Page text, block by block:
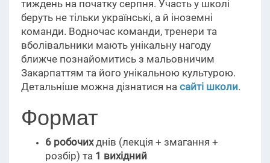
тиждень на початку серпня. Участь у школі
беруть не тільки українські, а й іноземні
команди. Водночас команди, тренери та
вболівальники мають унікальну нагоду
ближче познайомитись з мальовничим
Закарпаттям та його унікальною культурою.
Детальніше можна дізнатися на сайті школи.
Формат
6 робочихднів (лекція + змагання +
розбір) та 1 вихідний